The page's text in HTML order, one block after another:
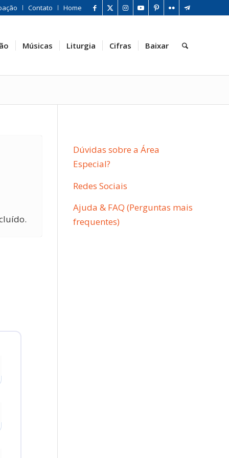
Contato Home
Músicas Liturgia Cifras Baixar
Dúvidas sobre a Área
Especial?
Redes Sociais
Ajuda & FAQ (Perguntas mais
frequentes)